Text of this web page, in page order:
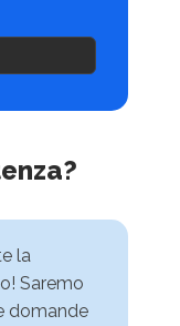
la
Saremo
domande